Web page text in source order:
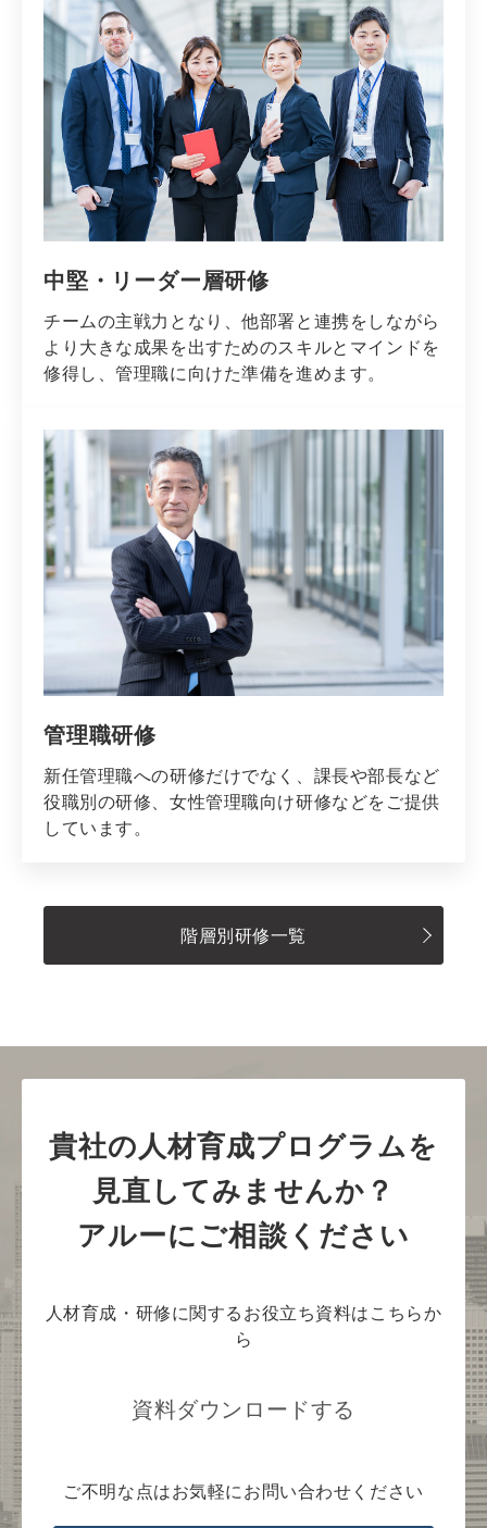
中堅・リーダー層研修
チームの主戦力となり、他部署と連携をしながら
より大きな成果を出すためのスキルとマインドを
修得し、管理職に向けた準備を進めます。
管理職研修
新任管理職への研修だけでなく、課長や部長など
役職別の研修、女性管理職向け研修などをご提供
しています。
階層別研修一覧
貴社の人材育成プログラムを
見直してみませんか？
アルーにご相談ください
人材育成・研修に関するお役立ち資料はこちらか
ら
資料ダウンロードする
ご不明な点はお気軽にお問い合わせください